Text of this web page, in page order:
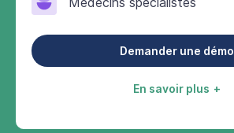
Demander une démo
En savoir plus